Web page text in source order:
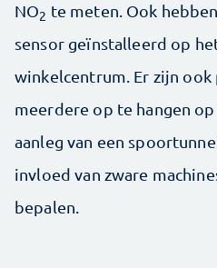
NO2 te meten. Ook
sensor geïnstalleerd op
winkelcentrum. Er zijn ook
meerdere op te hangen
aanleg van een
invloed van zware
bepalen.